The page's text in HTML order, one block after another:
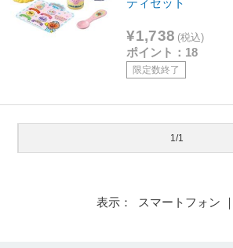
ティセット
¥1,738 (税込)
ポイント：18
限定数終了
1/1
表示： スマートフォン ｜